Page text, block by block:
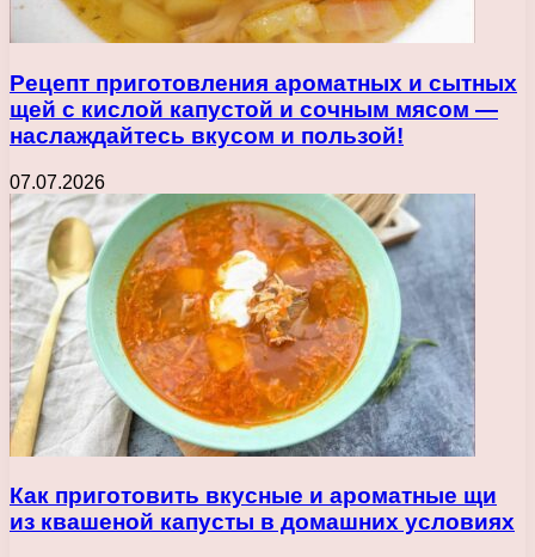
Рецепт приготовления ароматных и сытных
щей с кислой капустой и сочным мясом —
наслаждайтесь вкусом и пользой!
07.07.2026
Как приготовить вкусные и ароматные щи
из квашеной капусты в домашних условиях